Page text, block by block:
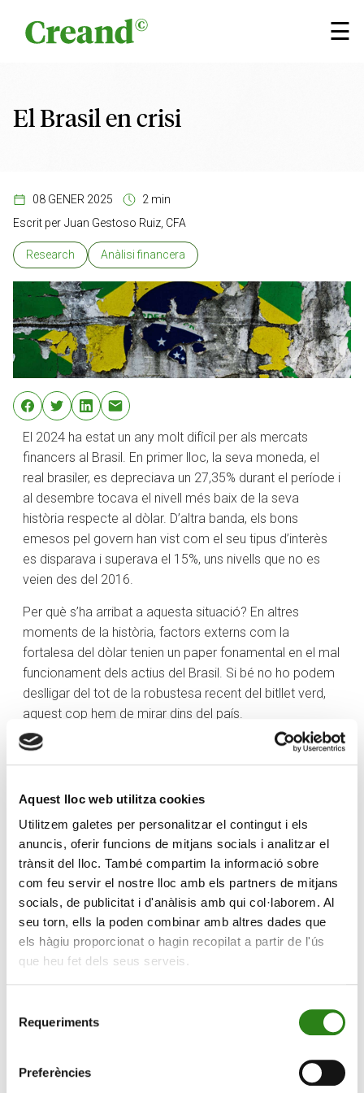
Aquest lloc web utilitza cookies
Utilitzem galetes per personalitzar el contingut i els
anuncis, oferir funcions de mitjans socials i analitzar el
trànsit del lloc. També compartim la informació sobre
com feu servir el nostre lloc amb els partners de mitjans
socials, de publicitat i d'anàlisis amb qui col·laborem. Al
seu torn, ells la poden combinar amb altres dades que
els hàgiu proporcionat o hagin recopilat a partir de l'ús
que heu fet dels seus serveis.
Requeriments
Preferències
☰
×
El Brasil en crisi
08 GENER 2025
2 min
Escrit per Juan Gestoso Ruiz, CFA
Research Anàlisi financera
El 2024 ha estat un any molt difícil per als mercats
financers al Brasil. En primer lloc, la seva moneda, el
real brasiler, es depreciava un 27,35% durant el període i
al desembre tocava el nivell més baix de la seva
història respecte al dòlar. D’altra banda, els bons
emesos pel govern han vist com el seu tipus d’interès
es disparava i superava el 15%, uns nivells que no es
veien des del 2016.
Per què s’ha arribat a aquesta situació? En altres
moments de la història, factors externs com la
fortalesa del dòlar tenien un paper fonamental en el mal
funcionament dels actius del Brasil. Si bé no ho podem
deslligar del tot de la robustesa recent del bitllet verd,
aquest cop hem de mirar dins del país.
El principal motiu de preocupació del mercat és el
deteriorament fiscal. El dèficit del Brasil va superar el
10% en l’última lectura de l’any. El govern de Lula da
Silva ha augmentat notablement la despesa pública, i
amb ella la pèrdua de confiança dels inversors en la
salut de les finances públiques. A més, el Banc Central
del Brasil s’ha desmarcat dels seus companys
regionals i ha apujat els tipus d’interès de referència fins
al 12,25% per combatre una inflació que ha repuntat per
sobre del 4%. Això ha contribuït a l’increment de la
despesa per pagament d’interessos de les
Per sostenir el real, el Banc Central ha sortit al mercat a
milions de dòlars en els últims mesos. Pensem que això